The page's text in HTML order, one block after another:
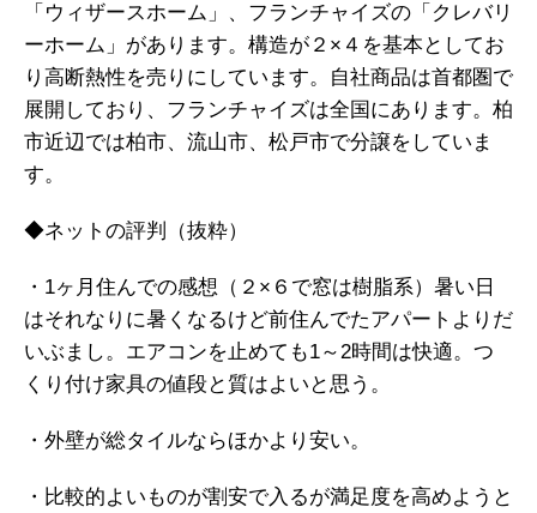
「ウィザースホーム」、フランチャイズの「クレバリ
ーホーム」があります。構造が２×４を基本としてお
り高断熱性を売りにしています。自社商品は首都圏で
展開しており、フランチャイズは全国にあります。柏
市近辺では柏市、流山市、松戸市で分譲をしていま
す。
◆ネットの評判（抜粋）
・1ヶ月住んでの感想（２×６で窓は樹脂系）暑い日
はそれなりに暑くなるけど前住んでたアパートよりだ
いぶまし。エアコンを止めても1～2時間は快適。つ
くり付け家具の値段と質はよいと思う。
・外壁が総タイルならほかより安い。
・比較的よいものが割安で入るが満足度を高めようと